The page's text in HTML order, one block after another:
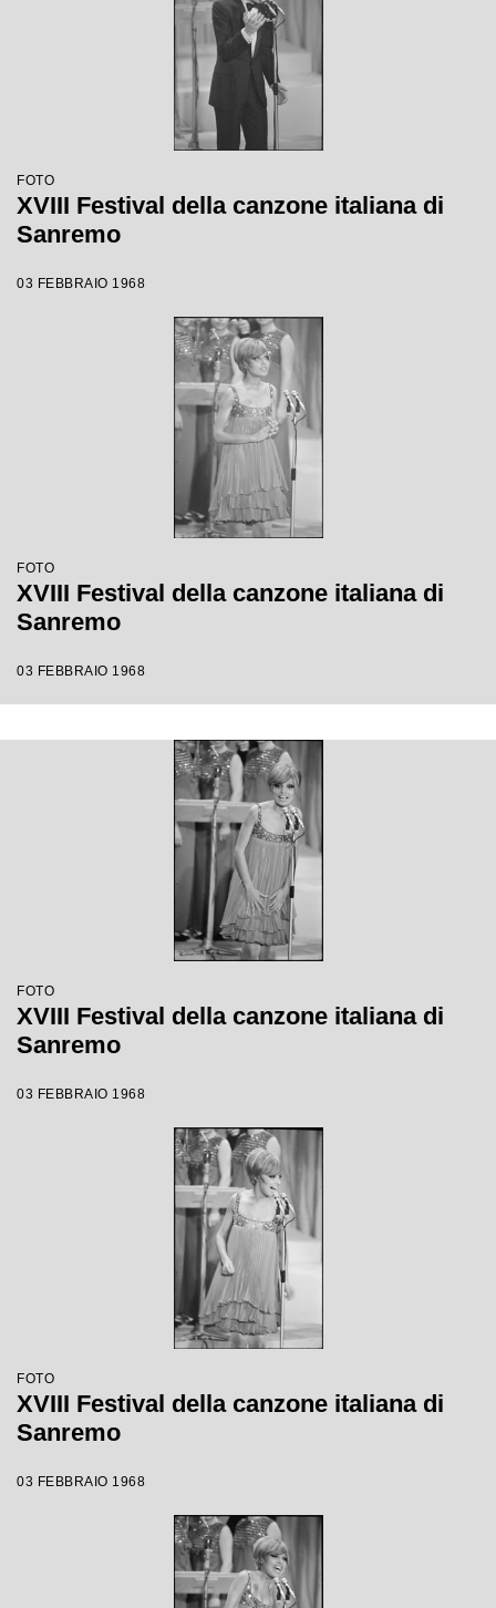
FOTO
XVIII Festival della canzone italiana di
Sanremo
03 FEBBRAIO 1968
FOTO
XVIII Festival della canzone italiana di
Sanremo
03 FEBBRAIO 1968
FOTO
XVIII Festival della canzone italiana di
Sanremo
03 FEBBRAIO 1968
FOTO
XVIII Festival della canzone italiana di
Sanremo
03 FEBBRAIO 1968